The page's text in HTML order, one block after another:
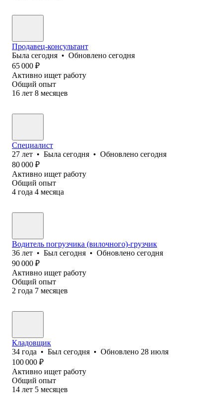
Продавец-консультант
Была сегодня • Обновлено сегодня
65 000 ₽
Активно ищет работу
Общий опыт
16 лет 8 месяцев
Специалист
27 лет • Была сегодня • Обновлено сегодня
80 000 ₽
Активно ищет работу
Общий опыт
4 года 4 месяца
Водитель погрузчика (вилочного)-грузчик
36 лет • Был сегодня • Обновлено сегодня
90 000 ₽
Активно ищет работу
Общий опыт
2 года 7 месяцев
Кладовщик
34 года • Был сегодня • Обновлено 28 июля
100 000 ₽
Активно ищет работу
Общий опыт
14 лет 5 месяцев